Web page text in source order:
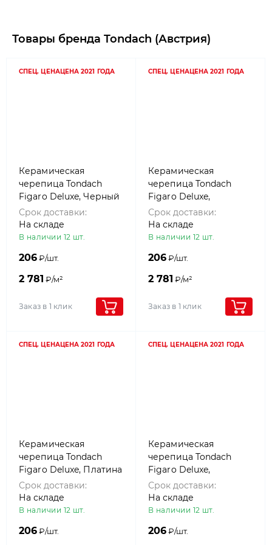
Товары бренда Tondach (Австрия)
СПЕЦ. ЦЕНАЦЕНА 2021 ГОДА
Керамическая
черепица Tondach
Figaro Deluxe, Черный
(amadeus)
Срок доставки:
На складе
В наличии 12 шт.
206₽/шт.
2 781 ₽/м²
Заказ в 1 клик
СПЕЦ. ЦЕНАЦЕНА 2021 ГОДА
Керамическая
черепица Tondach
Figaro Deluxe,
Рустикальный
(antique)
Срок доставки:
На складе
В наличии 12 шт.
206₽/шт.
2 781 ₽/м²
Заказ в 1 клик
СПЕЦ. ЦЕНАЦЕНА 2021 ГОДА
Керамическая
черепица Tondach
Figaro Deluxe, Платина
(platin)
Срок доставки:
На складе
В наличии 12 шт.
206₽/шт.
СПЕЦ. ЦЕНАЦЕНА 2021 ГОДА
Керамическая
черепица Tondach
Figaro Deluxe,
Состаренный серый
(white-grey antique)
Срок доставки:
На складе
В наличии 12 шт.
206₽/шт.